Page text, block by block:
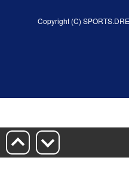
Copyright (C)